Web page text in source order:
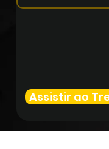
Assistir ao